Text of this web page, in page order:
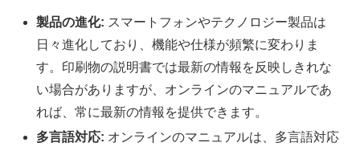
製品の進化: スマートフォンやテクノロジー製品は
日々進化しており、機能や仕様が頻繁に変わりま
す。印刷物の説明書では最新の情報を反映しきれな
い場合がありますが、オンラインのマニュアルであ
れば、常に最新の情報を提供できます。
多言語対応: オンラインのマニュアルは、多言語対応